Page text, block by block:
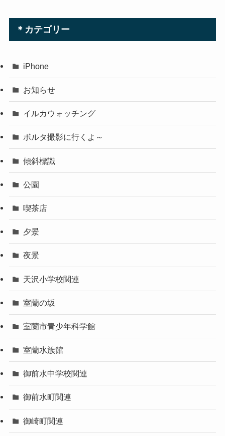
＊カテゴリー
iPhone
お知らせ
イルカウォッチング
ボルタ撮影に行くよ～
傾斜標識
公園
喫茶店
夕景
夜景
天沢小学校関連
室蘭の坂
室蘭市青少年科学館
室蘭水族館
御前水中学校関連
御前水町関連
御崎町関連